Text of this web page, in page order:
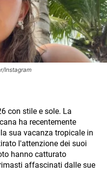
Instagram
con stile e sole. La
ha recentemente
sua vacanza tropicale in
l'attenzione dei suoi
hanno catturato
affascinati dalle sue